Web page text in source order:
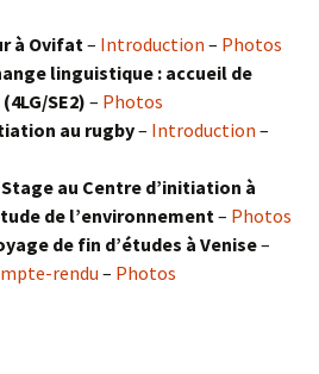
à Ovifat – Introduction – Photos
linguistique : accueil de
SE2) – Photos
au rugby– Introduction –
Stage au Centre d’initiation à
de l’environnement – Photos
de fin d’études à Venise–
rendu – Photos